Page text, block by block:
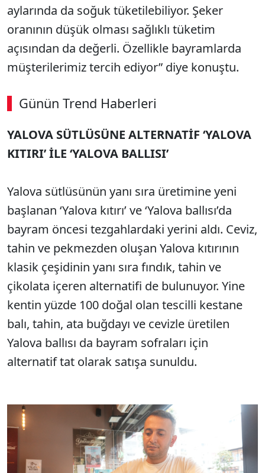
aylarında da soğuk tüketilebiliyor. Şeker
oranının düşük olması sağlıklı tüketim
açısından da değerli. Özellikle bayramlarda
müşterilerimiz tercih ediyor” diye konuştu.
Günün Trend Haberleri
00:02 / 08:43
Sesi Aç
YALOVA SÜTLÜSÜNE ALTERNATİF ‘YALOVA
KITIRI’ İLE ‘YALOVA BALLISI’
Yalova sütlüsünün yanı sıra üretimine yeni
başlanan ‘Yalova kıtırı’ ve ‘Yalova ballısı’da
bayram öncesi tezgahlardaki yerini aldı. Ceviz,
tahin ve pekmezden oluşan Yalova kıtırının
klasik çeşidinin yanı sıra fındık, tahin ve
çikolata içeren alternatifi de bulunuyor. Yine
kentin yüzde 100 doğal olan tescilli kestane
balı, tahin, ata buğdayı ve cevizle üretilen
Yalova ballısı da bayram sofraları için
alternatif tat olarak satışa sunuldu.